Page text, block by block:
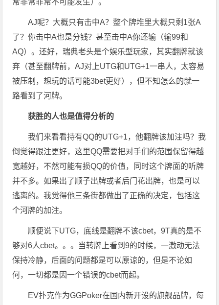
AJ呢？大概只有击中A？整个牌堆里大概只剩1张A
了？你击中A也是分钱？甚至击中A你还输（输99和
AQ）。还好，瑞典老头是个娱乐型玩家，其实翻牌就该
弃（甚至翻牌前，AJ对上UTG和UTG+1一串人，太容易
被压制，想玩的话可能3bet更好），但不知怎么的就一
路看到了河牌。
获胜的人也是值得分析的
我们来看看持有QQ的UTG+1，他翻牌该加注吗？我
倒觉得跟注更好，这里QQ需要把对手们的范围保留得越
宽越好，不然可能有损QQ的价值，同时这个牌面的听牌
并不多。如果出了顺子出牌或者后门花出牌，也是可以
逃离的。我觉得他三条街都做出了正确的决定，包括这
个河牌的加注。
顺便说下UTG，底线是翻牌不该cbet，9T真的是不
够对6人cbet。。。当转牌上看到9的时候，一激动无法
保持冷静，后面的问题都是可以原谅的，但是不论如
何，一切都是因一个错误的cbet而起。
EV扑克作为GGPoker在国内新开设的旗舰品牌，每